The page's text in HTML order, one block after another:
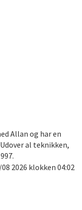
Allan og har en
al teknikken,
08 2026 klokken 04:02